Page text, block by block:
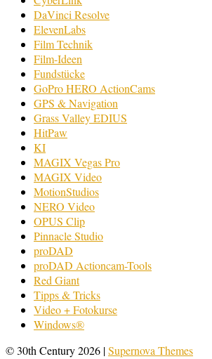
DaVinci Resolve
ElevenLabs
Film Technik
Film-Ideen
Fundstücke
GoPro HERO ActionCams
GPS & Navigation
Grass Valley EDIUS
HitPaw
KI
MAGIX Vegas Pro
MAGIX Video
MotionStudios
NERO Video
OPUS Clip
Pinnacle Studio
proDAD
proDAD Actioncam-Tools
Red Giant
Tipps & Tricks
Video + Fotokurse
Windows®
© 30th Century 2026 |Supernova Themes